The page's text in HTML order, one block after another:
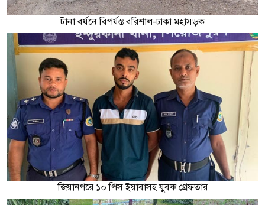
টানা বর্ষনে বিপর্যস্ত বরিশাল-ঢাকা মহাসড়ক
জিয়ানগরে ১০ পিস ইয়াবাসহ যুবক গ্রেফতার